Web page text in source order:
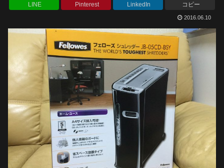
LINE Pinterest LinkedIn コピー
2016.06.10